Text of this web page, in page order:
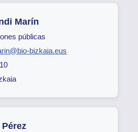
Marín
públicas
bizkaia.eus